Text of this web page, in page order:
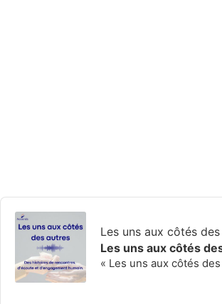
Audio
Player
Les uns aux côtés
Les uns aux côtés
« Les uns aux côtés